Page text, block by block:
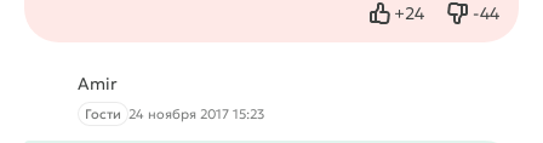
+24
Нравится -44
Не
Amir
Гости 24 ноября 2017 15:23